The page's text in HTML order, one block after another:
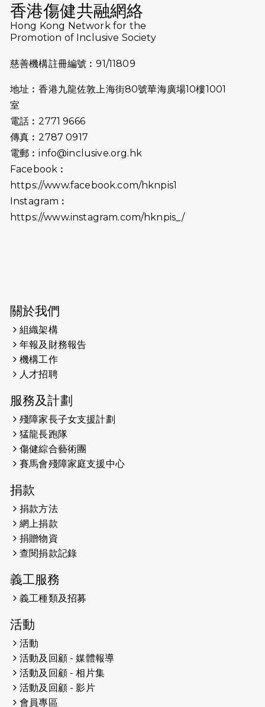
2024-11-07
樂施毅行者｜毅行40「堅」並肩下周
五開鑼 逾4千健兒蓄勢待發
跑友黃志輝(Jeff)和鄭子健(Jason)
2024-10-22
#WhyNotRun 試跑員一號的領跑體
2024-10-01
港鐵「Chill Fun鐵路樂園」近8萬人
參加 邀視障、聽障人士入場促社會共
2024-08-11
Justice Bernstein’s interview with
released last Sunday (11th Aug
2024-01-01
2023-11-28
2023-09-30
共融理念 港聞 2023.09.30 金金
2023-06-28
2023-06-15
RTHK 香港電台-凝聚香港：第二百五
2023-06-07
2023-06-01
2023-05-29
2023-05-29
副隊長 梁翠珊】運動員用熱血同堅
持，喺冰球場上劃出歷史性佳績。
2023-05-29
【東網】殘障家長照顧健全子女遇困
香港傷健共融網絡
Hong Kong Network for the
Promotion of Inclusive Society
慈善機構註冊編號︰91/11809
地址︰香港九龍佐敦上海街80號華海廣場10樓1001
室
電話︰2771 9666
傳真︰2787 0917
電郵︰info@inclusive.org.hk
Facebook︰
https://www.facebook.com/hknpis1
Instagram︰
https://www.instagram.com/hknpis_/
關於我們
組織架構
年報及財務報告
機構工作
人才招聘
服務及計劃
殘障家長子女支援計劃
猛龍長跑隊
傷健綜合藝術團
賽馬會殘障家庭支援中心
捐款
捐款方法
網上捐款
捐贈物資
查閱捐款記錄
義工服務
義工種類及招募
活動
活動
活動及回顧 - 媒體報導
活動及回顧 - 相片集
活動及回顧 - 影片
會員專區